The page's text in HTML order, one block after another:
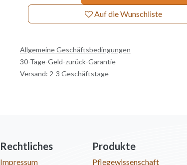
Auf die Wunschliste
Allgemeine Geschäftsbedingungen
30-Tage-Geld-zurück-Garantie
Versand: 2-3 Geschäftstage
Rechtliches
Impressum
Produkte
Pflegewissenschaft